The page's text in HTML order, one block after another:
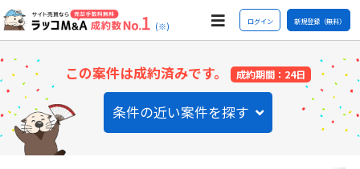
(※) ログイン 新規登録（無料）
この案件は成約済みです。 成約期間：24日
条件の近い案件を探す